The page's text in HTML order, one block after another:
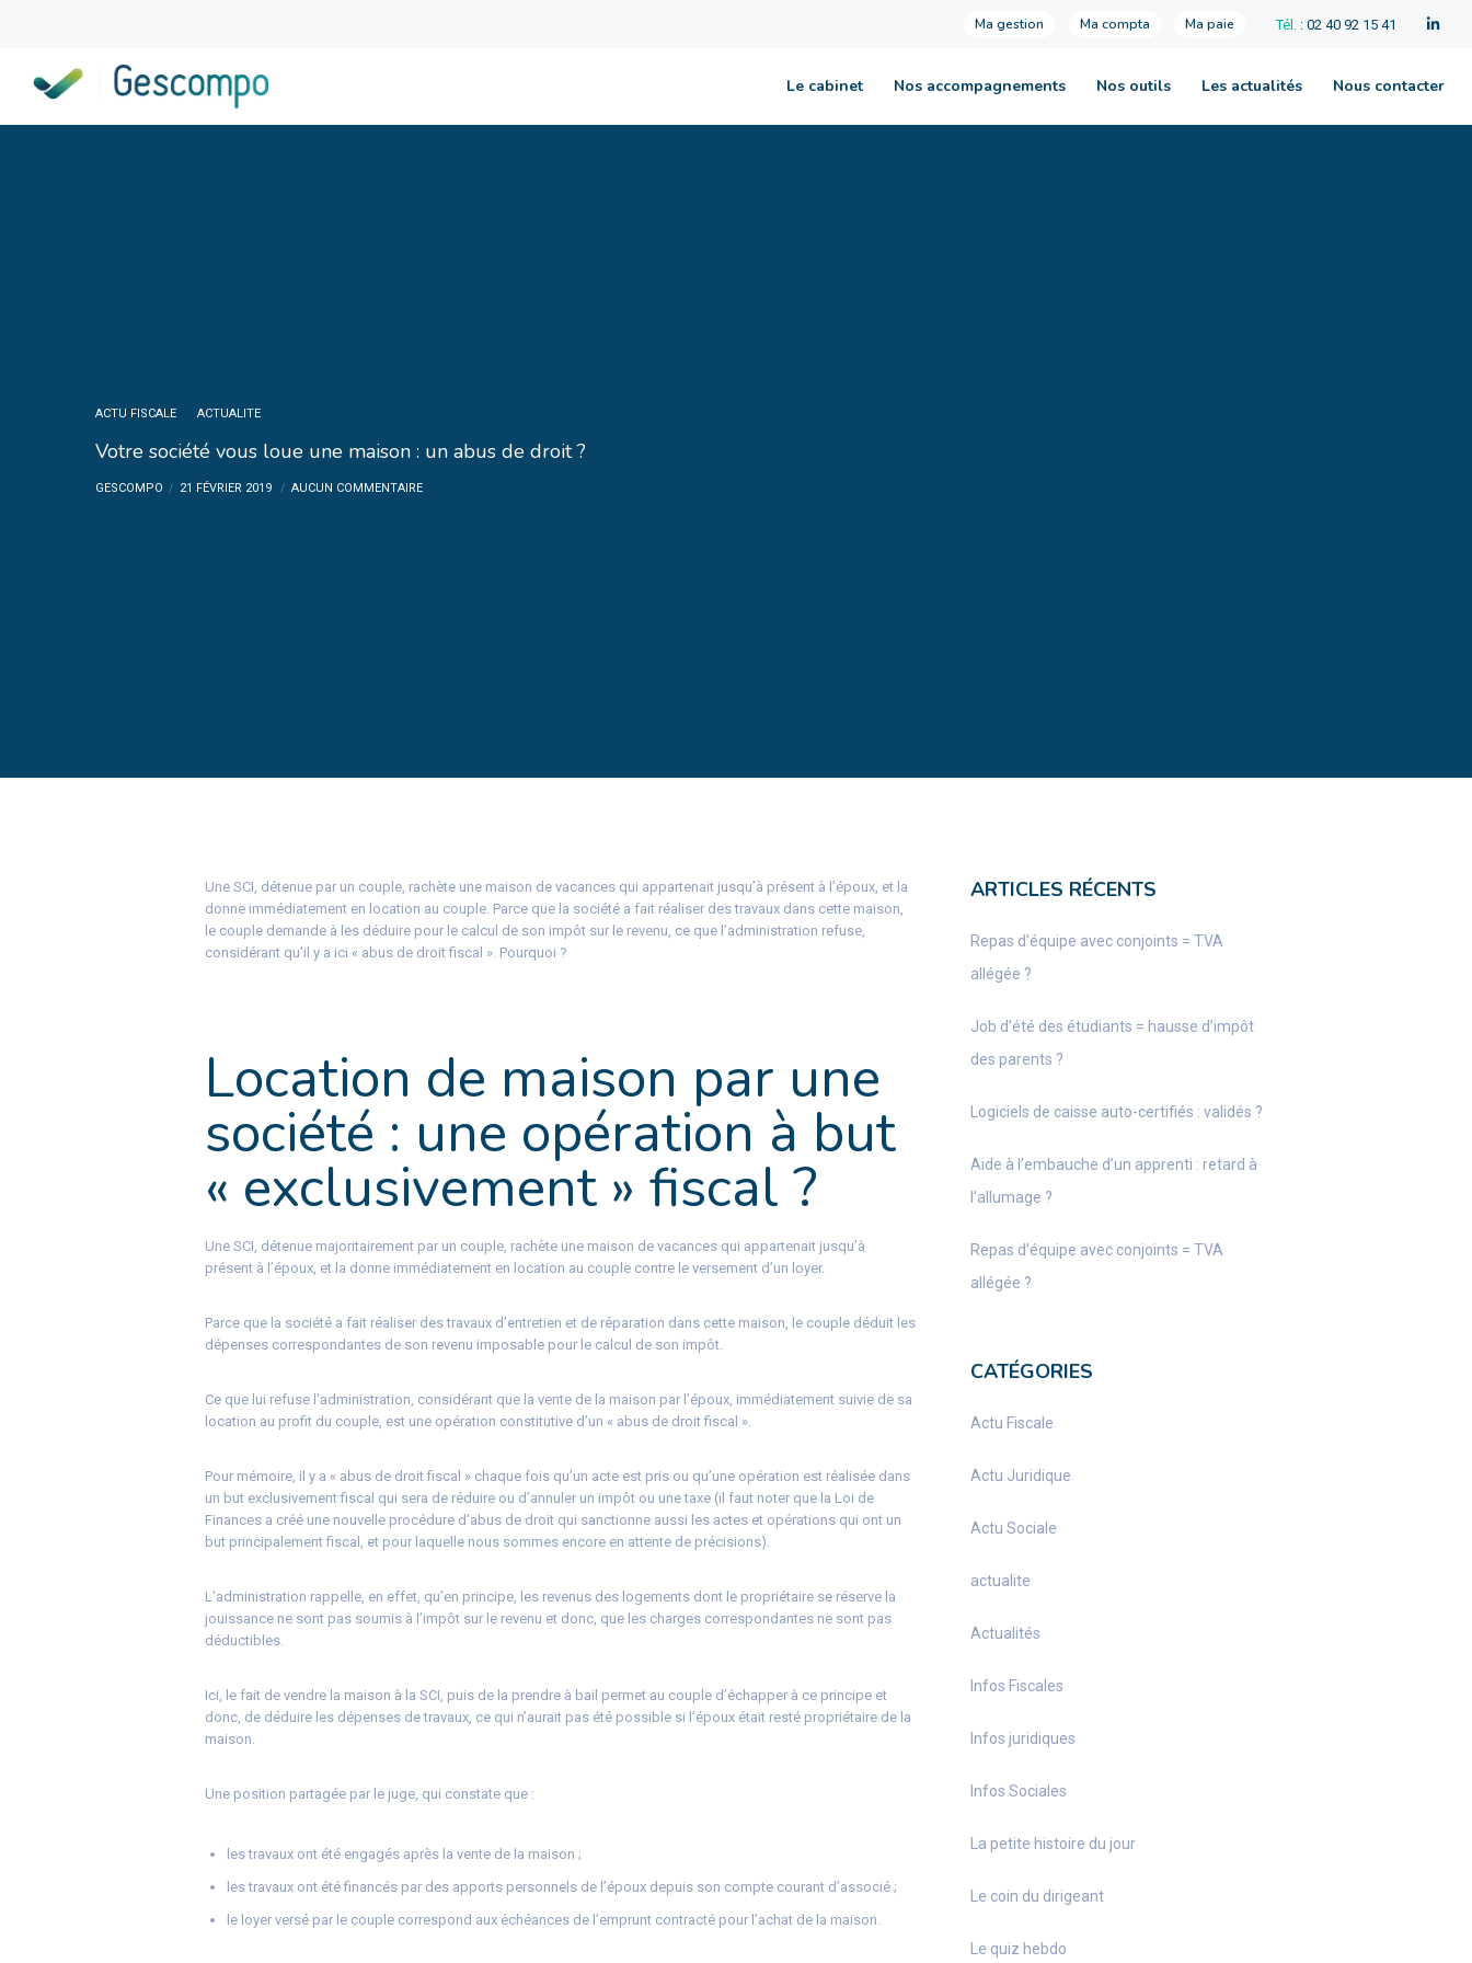
Ma gestion Ma compta Ma paie Tél. : 02 40 92 15 41
Le cabinet Nos accompagnements Nos outils Les actualités Nous contacter
ACTU FISCALE ACTUALITE
Votre société vous loue une maison : un abus de droit ?
GESCOMPO 21 FÉVRIER 2019 AUCUN COMMENTAIRE
Une SCI, détenue par un couple, rachète une maison de vacances qui appartenait jusqu’à présent à l’époux, et la
donne immédiatement en location au couple. Parce que la société a fait réaliser des travaux dans cette maison,
le couple demande à les déduire pour le calcul de son impôt sur le revenu, ce que l’administration refuse,
considérant qu’il y a ici « abus de droit fiscal ». Pourquoi ?
Location de maison par une
société : une opération à but
« exclusivement » fiscal ?
Une SCI, détenue majoritairement par un couple, rachète une maison de vacances qui appartenait jusqu’à
présent à l’époux, et la donne immédiatement en location au couple contre le versement d’un loyer.
Parce que la société a fait réaliser des travaux d’entretien et de réparation dans cette maison, le couple déduit les
dépenses correspondantes de son revenu imposable pour le calcul de son impôt.
Ce que lui refuse l’administration, considérant que la vente de la maison par l’époux, immédiatement suivie de sa
location au profit du couple, est une opération constitutive d’un « abus de droit fiscal ».
Pour mémoire, il y a « abus de droit fiscal » chaque fois qu’un acte est pris ou qu’une opération est réalisée dans
un but exclusivement fiscal qui sera de réduire ou d’annuler un impôt ou une taxe (il faut noter que la Loi de
Finances a créé une nouvelle procédure d’abus de droit qui sanctionne aussi les actes et opérations qui ont un
but principalement fiscal, et pour laquelle nous sommes encore en attente de précisions).
L’administration rappelle, en effet, qu’en principe, les revenus des logements dont le propriétaire se réserve la
jouissance ne sont pas soumis à l’impôt sur le revenu et donc, que les charges correspondantes ne sont pas
déductibles.
Ici, le fait de vendre la maison à la SCI, puis de la prendre à bail permet au couple d’échapper à ce principe et
donc, de déduire les dépenses de travaux, ce qui n’aurait pas été possible si l’époux était resté propriétaire de la
maison.
Une position partagée par le juge, qui constate que :
les travaux ont été engagés après la vente de la maison ;
les travaux ont été financés par des apports personnels de l’époux depuis son compte courant d’associé ;
le loyer versé par le couple correspond aux échéances de l’emprunt contracté pour l’achat de la maison.
ARTICLES RÉCENTS
Repas d’équipe avec conjoints = TVA
allégée ?
Job d’été des étudiants = hausse d’impôt
des parents ?
Logiciels de caisse auto-certifiés : validés ?
Aide à l’embauche d’un apprenti : retard à
l’allumage ?
Repas d’équipe avec conjoints = TVA
allégée ?
CATÉGORIES
Actu Fiscale
Actu Juridique
Actu Sociale
actualite
Actualités
Infos Fiscales
Infos juridiques
Infos Sociales
La petite histoire du jour
Le coin du dirigeant
Le quiz hebdo